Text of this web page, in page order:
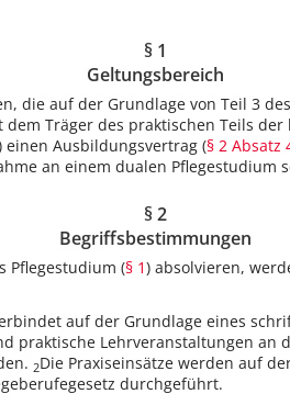
§ 1
Geltungsbereich
die auf der Grundlage von Teil 3
dem Träger des praktischen Teils
einen Ausbildungsvertrag (§ 2 Absatz
an einem dualen Pflegestudium
§ 2
Begriffsbestimmungen
Pflegestudium (§ 1) absolvieren,
auf der Grundlage eines
praktische Lehrveranstaltungen an
2Die Praxiseinsätze werden auf
durchgeführt.